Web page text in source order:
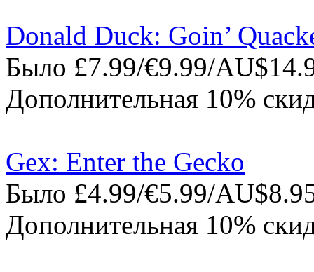
Donald Duck: Goin’
Было £7.99/€9.99/
Дополнительная 10%
Gex: Enter the Gecko
Было £4.99/€5.99/
Дополнительная 10%